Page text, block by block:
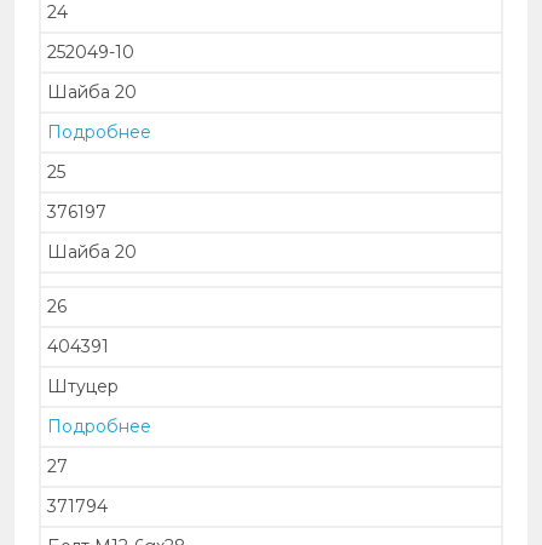
24
252049-10
Шайба 20
Подробнее
25
376197
Шайба 20
26
404391
Штуцер
Подробнее
27
371794